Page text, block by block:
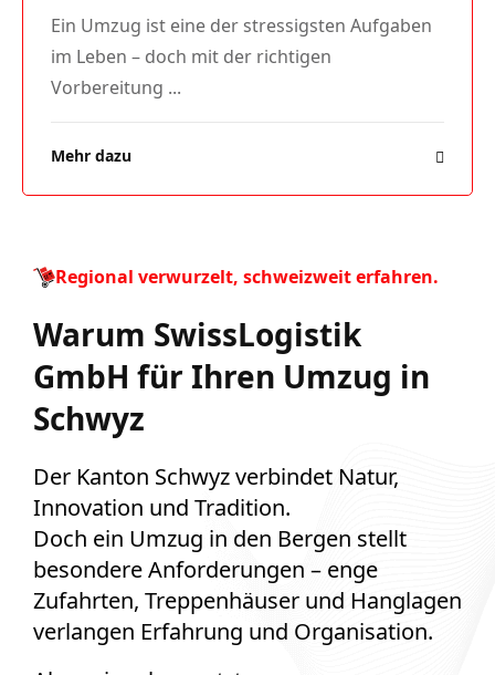
Ein Umzug ist eine der stressigsten Aufgaben
im Leben – doch mit der richtigen
Vorbereitung ...
Mehr dazu
Regional verwurzelt, schweizweit erfahren.
Warum SwissLogistik
GmbH für Ihren Umzug in
Schwyz
Der Kanton Schwyz verbindet Natur,
Innovation und Tradition.
Doch ein Umzug in den Bergen stellt
besondere Anforderungen – enge
Zufahrten, Treppenhäuser und Hanglagen
verlangen Erfahrung und Organisation.